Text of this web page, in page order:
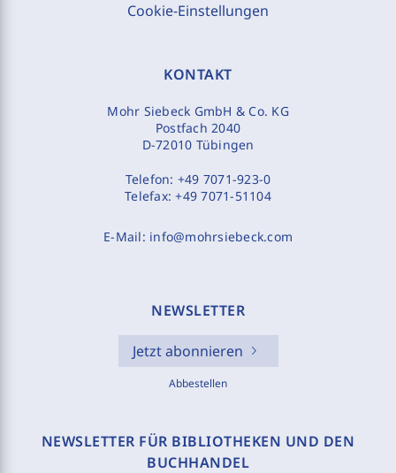
Cookie-Einstellungen
KONTAKT
Mohr Siebeck GmbH & Co. KG
Postfach 2040
D-72010 Tübingen
Telefon: +49 7071-923-0
Telefax:+49 7071-51104
E-Mail: info@mohrsiebeck.com
NEWSLETTER
Jetzt abonnieren
Abbestellen
NEWSLETTER FÜR BIBLIOTHEKEN UND DEN
BUCHHANDEL